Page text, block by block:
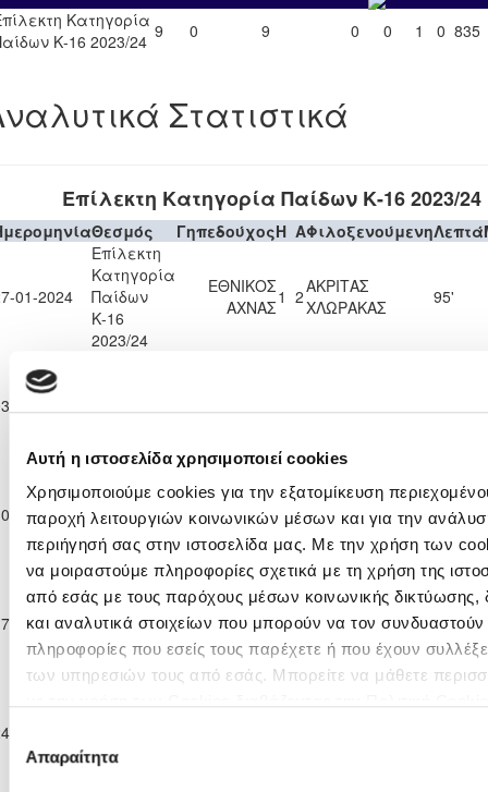
Αυτή η ιστοσελίδα χρησιμοποιεί cookies
Χρησιμοποιούμε cookies για την εξατομίκευση
παροχή λειτουργιών κοινωνικών μέσων και για την
περιήγησή σας στην ιστοσελίδα μας. Με την χρήση των
να μοιραστούμε πληροφορίες σχετικά με τη χρήση της
από εσάς με τους παρόχους μέσων κοινωνικής δικτύωσης,
και αναλυτικά στοιχείων που μπορούν να τον
πληροφορίες που εσείς τους παρέχετε ή που έχουν
των υπηρεσιών τους από εσάς. Μπορείτε να μάθετε
Επιλογή
συγκατάθεσης
Απαραίτητα
Κατηγορία
Κ-16 2023/24 9 0 9 0 0 1 0 835
Στατιστικά
Επίλεκτη Κατηγορία Παίδων Κ-16 2023/24
Θεσμός ΓηπεδούχοςH AΦιλοξενούμενηΛεπτά
01-2024
Επίλεκτη
Κατηγορία
Παίδων
Κ-16
2023/24
ΕΘΝΙΚΟΣ
ΑΧΝΑΣ1 2ΑΚΡΙΤΑΣ
ΧΛΩΡΑΚΑΣ
95'
02-2024
2023/24
02-2024
Επίλεκτη
Κατηγορία
Παίδων
Κ-16
2023/24
ΕΘΝΙΚΟΣ
ΑΧΝΑΣ 0 1 ΠΑΕΕΚ
ΚΕΡΥΝΕΙΑΣ
92'
02-2024
Επίλεκτη
Κατηγορία
Παίδων
Κ-16
2023/24
ΧΑΛΚΑΝΟΡΑΣ
ΙΔΑΛΙΟΥ 0 0ΕΘΝΙΚΟΣ ΑΧΝΑΣ 95'
02-2024
Επίλεκτη
Κ-16